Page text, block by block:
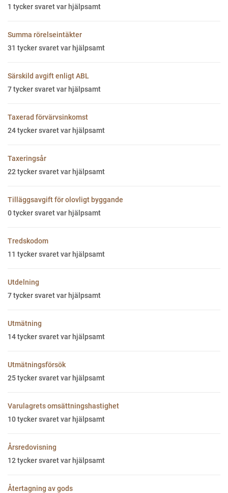
1 tycker svaret var hjälpsamt
Summa rörelseintäkter
31 tycker svaret var hjälpsamt
Särskild avgift enligt ABL
7tycker svaret var hjälpsamt
Taxerad förvärvsinkomst
24tycker svaret var hjälpsamt
Taxeringsår
22tycker svaret var hjälpsamt
Tilläggsavgift för olovligt byggande
0tycker svaret var hjälpsamt
Tredskodom
11 tycker svaret var hjälpsamt
Utdelning
7tycker svaret var hjälpsamt
Utmätning
14tycker svaret var hjälpsamt
Utmätningsförsök
25tycker svaret var hjälpsamt
Varulagrets omsättningshastighet
10tycker svaret var hjälpsamt
Årsredovisning
12tycker svaret var hjälpsamt
Återtagning av gods